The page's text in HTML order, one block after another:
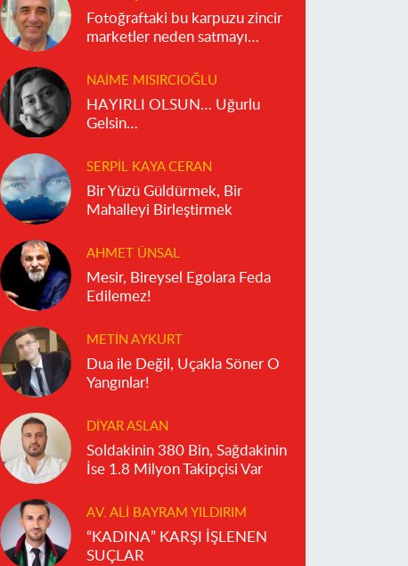
Fotoğraftaki bu karpuzu zincir
marketler neden satmayı
NAIME MISIRCIOĞLU
HAYIRLI OLSUN… Uğurlu
Gelsin…
SERPIL KAYA CERAN
Bir Yüzü Güldürmek, Bir
Mahalleyi Birleştirmek
AHMET ÜNSAL
Mesir, Bireysel Egolara Feda
Edilemez!
METIN AYKURT
Dua ile Değil, Uçakla Söner O
Yangınlar!
DIYAR ASLAN
Soldakinin 380 Bin, Sağdakinin
İse 1.8 Milyon Takipçisi Var
AV. ALI BAYRAM YILDIRIM
“KADINA” KARŞI İŞLENEN
SUÇLAR